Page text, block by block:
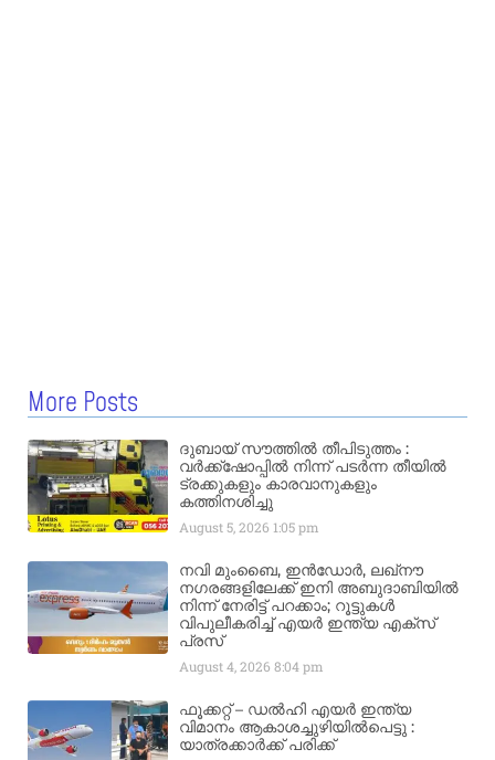
More Posts
ദുബായ് സൗത്തിൽ തീപിടുത്തം :
വർക്ക്‌ഷോപ്പിൽ നിന്ന് പടർന്ന തീയിൽ
ട്രക്കുകളും കാരവാനുകളും
കത്തിനശിച്ചു
August 5, 2026 1:05 pm
നവി മുംബൈ, ഇൻഡോർ, ലഖ്നൗ
നഗരങ്ങളിലേക്ക് ഇനി അബുദാബിയിൽ
നിന്ന് നേരിട്ട് പറക്കാം; റൂട്ടുകൾ
വിപുലീകരിച്ച് എയർ ഇന്ത്യ എക്സ്
പ്രസ്
August 4, 20268:04 pm
ഫൂക്കറ്റ് – ഡൽഹി എയര്‍ ഇന്ത്യ
വിമാനം ആകാശച്ചുഴിയില്‍പെട്ടു :
യാത്രക്കാര്‍ക്ക് പരിക്ക്